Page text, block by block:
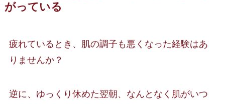
がっている
疲れているとき、肌の調子も悪くなった経験はあ
りませんか？
逆に、ゆっくり休めた翌朝、なんとなく肌がいつ